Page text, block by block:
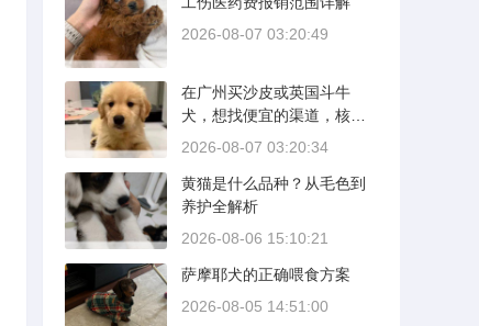
2026-08-07 03:20:49
在广州买沙皮或英国斗牛
犬，想找便宜的渠道，核心
是分清“便宜”和“捡漏”的界
种，价格比北方城市有优
势；英国斗牛犬则完全是另
一套行情。下面直接说具体
间。
2026-08-07 03:20:34
黄猫是什么品种？从毛色到
养护全解析
2026-08-06 15:10:21
萨摩耶犬的正确喂食方案
2026-08-05 14:51:00